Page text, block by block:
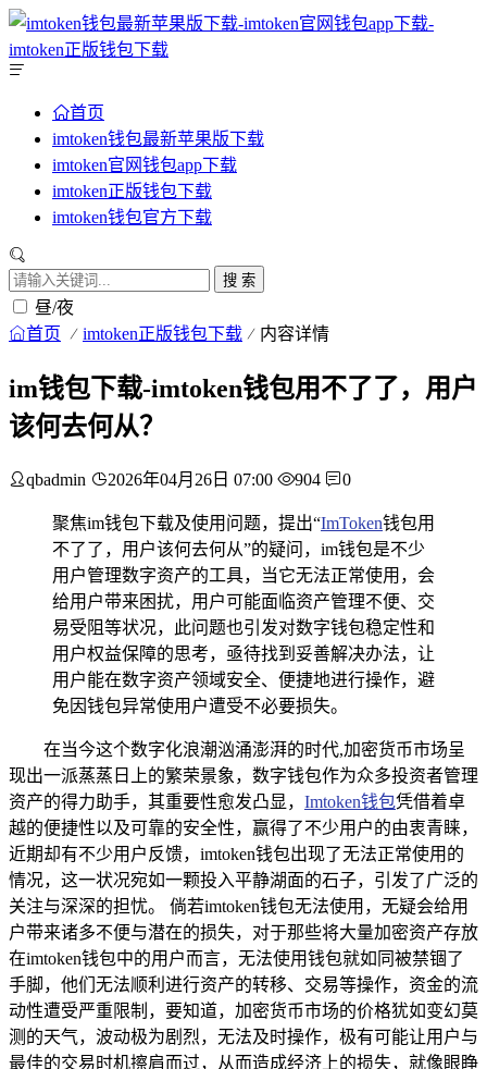
首页
imtoken钱包最新苹果版下载
imtoken官网钱包app下载
imtoken正版钱包下载
imtoken钱包官方下载
搜 索
昼/夜
首页 imtoken正版钱包下载 内容详情
im钱包下载-imtoken钱包用不了了，用户
该何去何从？
qbadmin 2026年04月26日 07:00 904 0
聚焦im钱包下载及使用问题，提出“ImToken钱包用
不了了，用户该何去何从”的疑问，im钱包是不少
用户管理数字资产的工具，当它无法正常使用，会
给用户带来困扰，用户可能面临资产管理不便、交
易受阻等状况，此问题也引发对数字钱包稳定性和
用户权益保障的思考，亟待找到妥善解决办法，让
用户能在数字资产领域安全、便捷地进行操作，避
免因钱包异常使用户遭受不必要损失。
在当今这个数字化浪潮汹涌澎湃的时代,加密货币市场呈
现出一派蒸蒸日上的繁荣景象，数字钱包作为众多投资者管理
资产的得力助手，其重要性愈发凸显， Imtoken钱包凭借着卓
越的便捷性以及可靠的安全性，赢得了不少用户的由衷青睐，
近期却有不少用户反馈，imtoken钱包出现了无法正常使用的
情况，这一状况宛如一颗投入平静湖面的石子，引发了广泛的
关注与深深的担忧。 倘若imtoken钱包无法使用，无疑会给用
户带来诸多不便与潜在的损失，对于那些将大量加密资产存放
在imtoken钱包中的用户而言，无法使用钱包就如同被禁锢了
手脚，他们无法顺利进行资产的转移、交易等操作，资金的流
动性遭受严重限制，要知道，加密货币市场的价格犹如变幻莫
测的天气，波动极为剧烈，无法及时操作，极有可能让用户与
最佳的交易时机擦肩而过，从而造成经济上的损失，就像眼睁